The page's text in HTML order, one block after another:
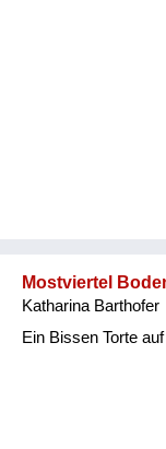
Mostviertel
Katharina Barthofer
Ein Bissen Torte